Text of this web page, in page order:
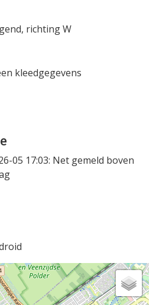
richting W
kleedgegevens
05 17:03: Net gemeld boven